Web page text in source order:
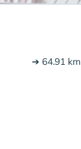
➔ 64.91 km